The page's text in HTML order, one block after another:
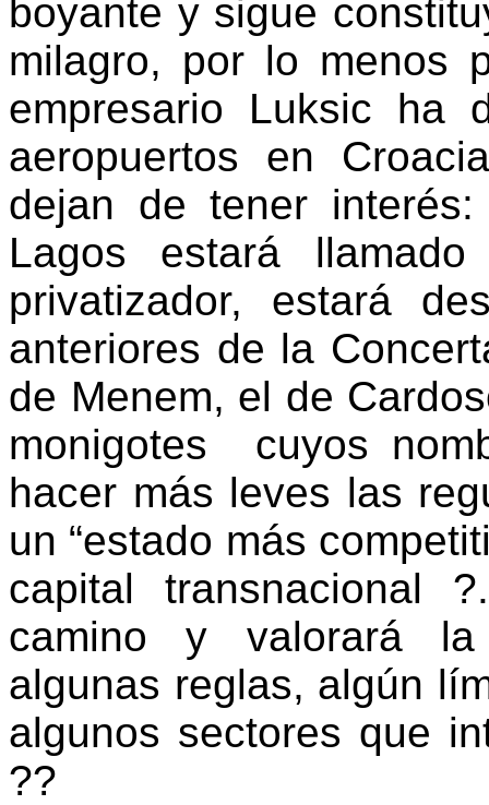
boyante y sigue
milagro, por lo menos
empresario Luksic ha
aeropuertos en
dejan de tener
Lagos estará
privatizador, estará
anteriores de la
de Menem, el de
monigotes
cuyos
hacer más leves las
un “estado más
capital transnacional
camino y valorará la
algunas reglas, algún
algunos sectores que
??